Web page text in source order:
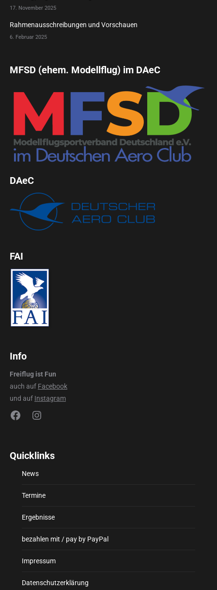
17. November 2025
Rahmenausschreibungen und Vorschauen
6. Februar 2025
MFSD (ehem. Modellflug) im DAeC
DAeC
FAI
Info
Freiflug ist Fun
auch auf Facebook
und auf Instagram
FacebookInstagram
Quicklinks
News
Termine
Ergebnisse
bezahlen mit / pay by PayPal
Impressum
Datenschutzerklärung